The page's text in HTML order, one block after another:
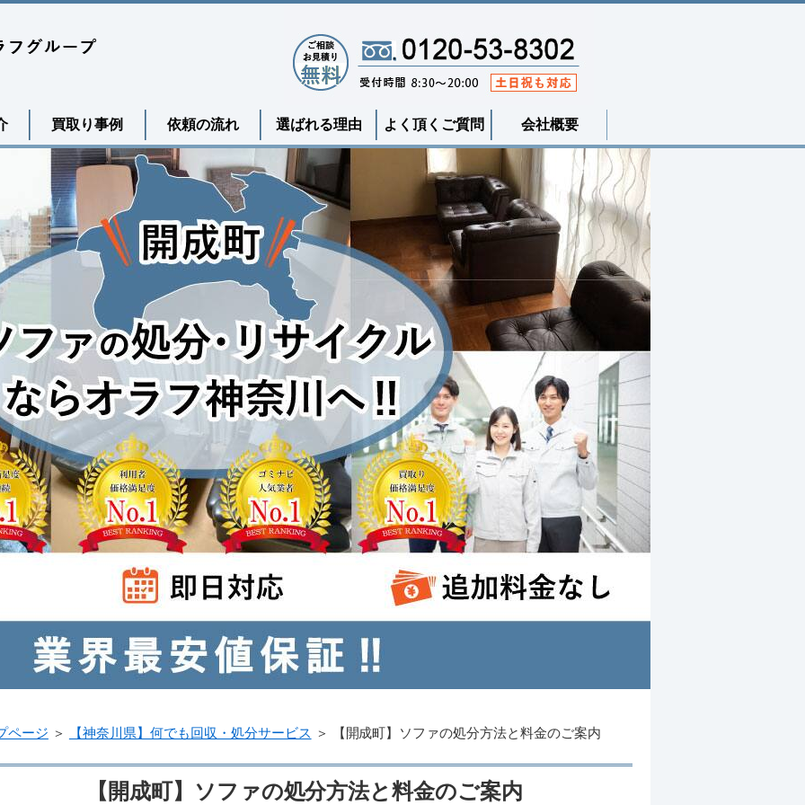
買取り事例 依頼の流れ 選ばれる理由 よく頂くご質問 会社概要
ページ ＞ 【神奈川県】何でも回収・処分サービス ＞ 【開成町】ソファの処分方法と料金のご案内
【開成町】ソファの処分方法と料金のご案内